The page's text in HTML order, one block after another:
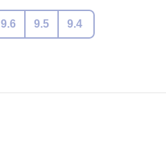
9.6 9.5 9.4